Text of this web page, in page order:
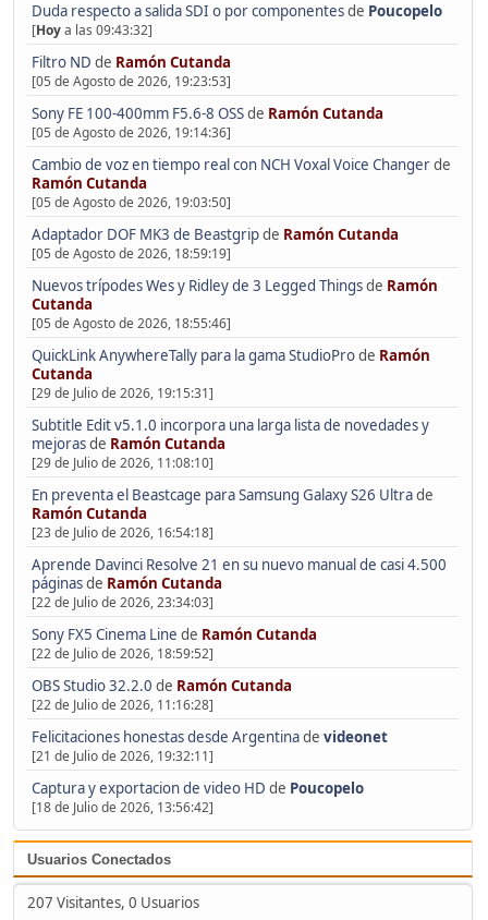
Duda respecto a salida SDI o por componentesde Poucopelo
[Hoya las 09:43:32]
Filtro ND de Ramón Cutanda
[05 de Agosto de 2026, 19:23:53]
Sony FE 100-400mm F5.6-8 OSSde Ramón Cutanda
[05 de Agosto de 2026, 19:14:36]
Cambio de voz en tiempo real con NCH Voxal Voice Changerde
Ramón Cutanda
[05 de Agosto de 2026, 19:03:50]
Adaptador DOF MK3 de Beastgripde Ramón Cutanda
[05 de Agosto de 2026, 18:59:19]
Nuevos trípodes Wes y Ridley de 3 Legged Thingsde Ramón
Cutanda
[05 de Agosto de 2026, 18:55:46]
QuickLink AnywhereTally para la gama StudioProde Ramón
Cutanda
[29 de Julio de 2026, 19:15:31]
Subtitle Edit v5.1.0 incorpora una larga lista de novedades y
mejorasde Ramón Cutanda
[29 de Julio de 2026, 11:08:10]
En preventa el Beastcage para Samsung Galaxy S26 Ultrade
Ramón Cutanda
[23 de Julio de 2026, 16:54:18]
Aprende Davinci Resolve 21 en su nuevo manual de casi 4.500
páginasde Ramón Cutanda
[22 de Julio de 2026, 23:34:03]
Sony FX5 Cinema Line de Ramón Cutanda
[22 de Julio de 2026, 18:59:52]
OBS Studio 32.2.0 de Ramón Cutanda
[22 de Julio de 2026, 11:16:28]
Felicitaciones honestas desde Argentinade videonet
[21 de Julio de 2026, 19:32:11]
Captura y exportacion de video HD de Poucopelo
[18 de Julio de 2026, 13:56:42]
Usuarios Conectados
207 Visitantes, 0 Usuarios